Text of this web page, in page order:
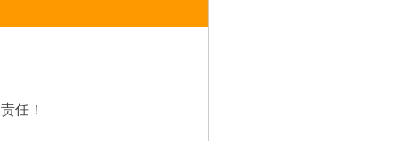
任！